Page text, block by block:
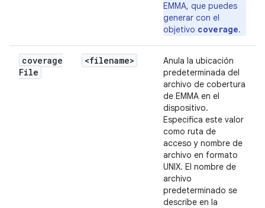
EMMA, que puedes
generar con el
objetivo coverage.
coverage
File
<filename>
Anula la ubicación
predeterminada del
archivo de cobertura
de EMMA en el
dispositivo.
Especifica este valor
como ruta de
acceso y nombre de
archivo en formato
UNIX. El nombre de
archivo
predeterminado se
describe en la